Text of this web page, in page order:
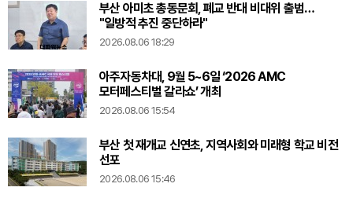
부산 아미초 총동문회, 폐교 반대 비대위 출범…
"일방적 추진 중단하라"
2026.08.06 18:29
아주자동차대, 9월 5~6일 ‘2026 AMC
모터페스티벌 갈라쇼’ 개최
2026.08.06 15:54
부산 첫 재개교 신연초, 지역사회와 미래형 학교 비전
선포
2026.08.06 15:46